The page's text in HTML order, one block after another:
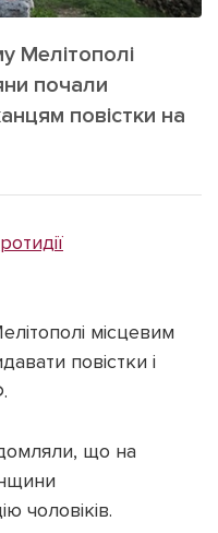
Мелітополі
почали
повістки на
місцевим
повістки і
що на
чоловіків.